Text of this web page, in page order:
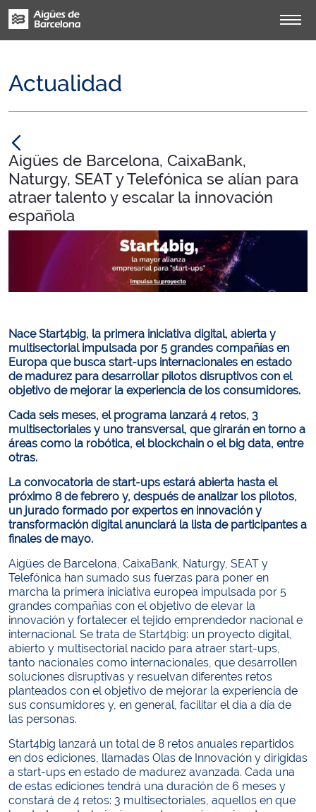
Actualidad
Aigües de Barcelona, CaixaBank,
Naturgy, SEAT y Telefónica se alían para
atraer talento y escalar la innovación
española
Nace Start4big, la primera iniciativa digital, abierta y
multisectorial impulsada por 5 grandes compañías en
Europa que busca start-ups internacionales en estado
de madurez para desarrollar pilotos disruptivos con el
objetivo de mejorar la experiencia de los consumidores.
Cada seis meses, el programa lanzará 4 retos, 3
multisectoriales y uno transversal, que girarán en torno a
áreas como la robótica, el blockchain o el big data, entre
otras.
La convocatoria de start-ups estará abierta hasta el
próximo 8 de febrero y, después de analizar los pilotos,
un jurado formado por expertos en innovación y
transformación digital anunciará la lista de participantes a
finales de mayo.
Aigües de Barcelona, CaixaBank, Naturgy, SEAT y
Telefónica han sumado sus fuerzas para poner en
marcha la primera iniciativa europea impulsada por 5
grandes compañías con el objetivo de elevar la
innovación y fortalecer el tejido emprendedor nacional e
internacional. Se trata de Start4big: un proyecto digital,
abierto y multisectorial nacido para atraer start-ups,
tanto nacionales como internacionales, que desarrollen
soluciones disruptivas y resuelvan diferentes retos
planteados con el objetivo de mejorar la experiencia de
sus consumidores y, en general, facilitar el día a día de
las personas.
Start4big lanzará un total de 8 retos anuales repartidos
en dos ediciones, llamadas Olas de Innovación y dirigidas
a start-ups en estado de madurez avanzada. Cada una
de estas ediciones tendrá una duración de 6 meses y
constará de 4 retos: 3 multisectoriales, aquellos en que